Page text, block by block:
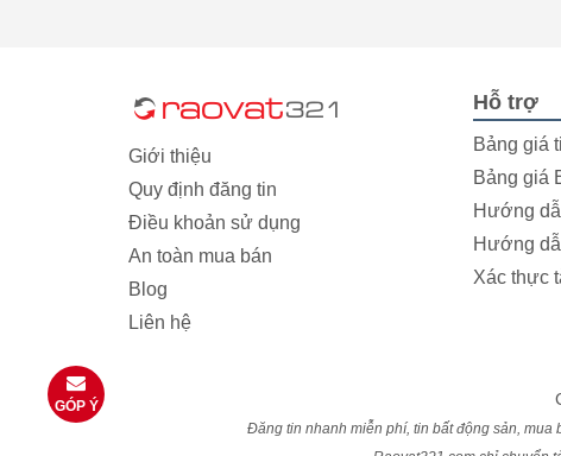
Giới thiệu
Quy định đăng tin
Điều khoản sử dụng
An toàn mua bán
Blog
Liên hệ
Hỗ trợ
Bảng giá
Bảng giá
Hướng
Hướng
Xác thực
Đăng tin nhanh miễn phí, tin bất động sản, mua
GÓP Ý